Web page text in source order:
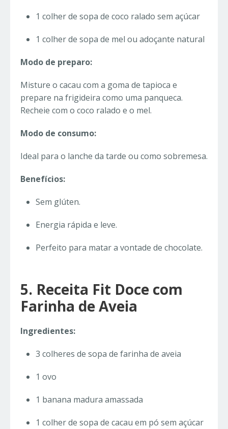
1 colher de sopa de coco ralado sem açúcar
1 colher de sopa de mel ou adoçante natural
Modo de preparo:
Misture o cacau com a goma de tapioca e
prepare na frigideira como uma panqueca.
Recheie com o coco ralado e o mel.
Modo de consumo:
Ideal para o lanche da tarde ou como sobremesa.
Benefícios:
Sem glúten.
Energia rápida e leve.
Perfeito para matar a vontade de chocolate.
5. Receita Fit Doce com
Farinha de Aveia
Ingredientes:
3 colheres de sopa de farinha de aveia
1 ovo
1 banana madura amassada
1 colher de sopa de cacau em pó sem açúcar